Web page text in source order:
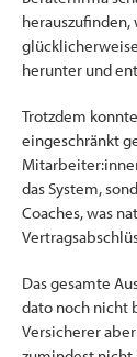
herauszufinden,
herunter und
Trotzdem
eingeschränkt
das System,
Coaches, was
Das gesamte
dato noch nicht
Versicherer